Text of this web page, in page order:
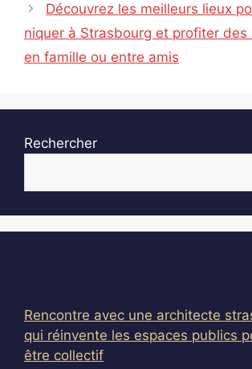
Découvrez les meilleurs lieux
niquer à Strasbourg et profiter des
en famille ou entre amis
Rechercher
Rencontre avec une architecte
qui réinvente les espaces publics
être collectif